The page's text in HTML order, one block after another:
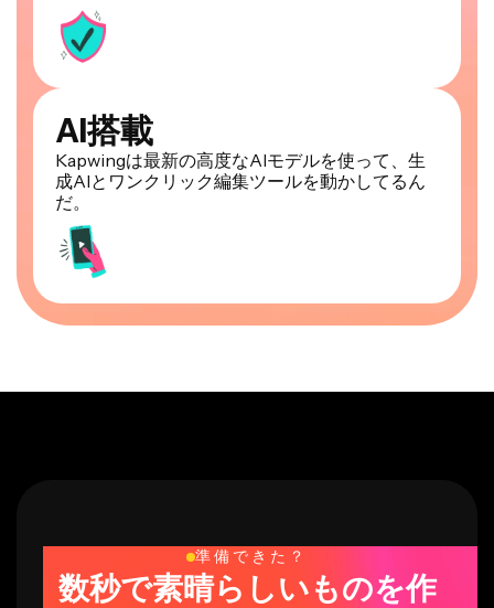
AI搭載
Kapwingは最新の高度なAIモデルを使って、生
成AIとワンクリック編集ツールを動かしてるん
だ。
準備できた？
数秒で素晴らしいものを作